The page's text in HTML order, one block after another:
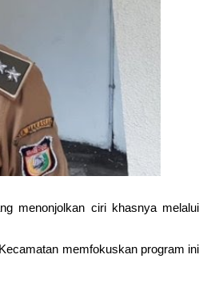
menonjolkan ciri khasnya melalui
memfokuskan program ini